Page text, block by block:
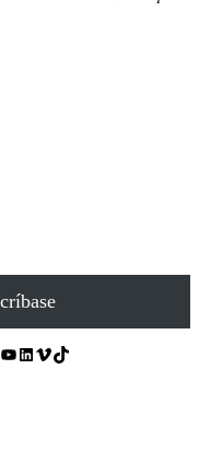
YouTube LinkedIn Vimeo TikTok